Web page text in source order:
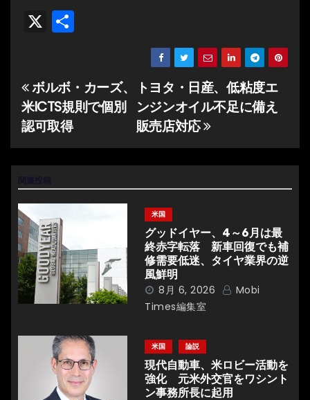
X
投
稿
ナ
ゲ
ー
シ
ョ
トヨタ・日産、低粘度エ
ンジンオイル不足に備え
販売店対応
ボルボ・カーズ、
米ICTS規則で個別
認可取得
米国
グッドイヤー、4～6月は最
終赤字転落 新車回復でも補
修需要低迷、タイヤ業界の逆
風鮮明
8月 6, 2026
Mobi
Times編集室
米国 論説
現代自動車、米ロビー活動を
強化 元米外交官をワシント
ン事務所長に起用